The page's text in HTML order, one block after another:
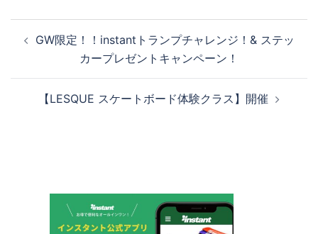
稿
GW限定！！instantトランプチャレンジ！& ステッ
カープレゼントキャンペーン！
【LESQUE スケートボード体験クラス】開催